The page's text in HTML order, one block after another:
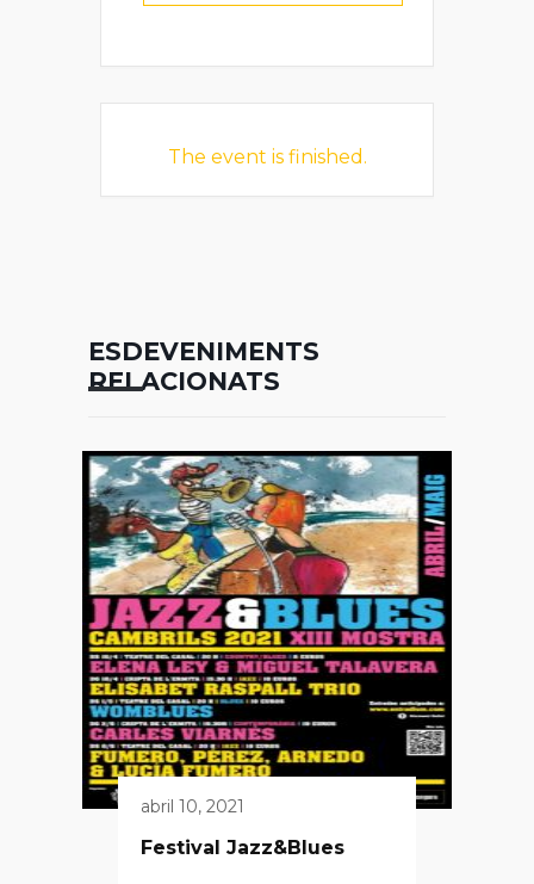
The event is finished.
ESDEVENIMENTS
RELACIONATS
abril 10, 2021
Festival Jazz&Blues